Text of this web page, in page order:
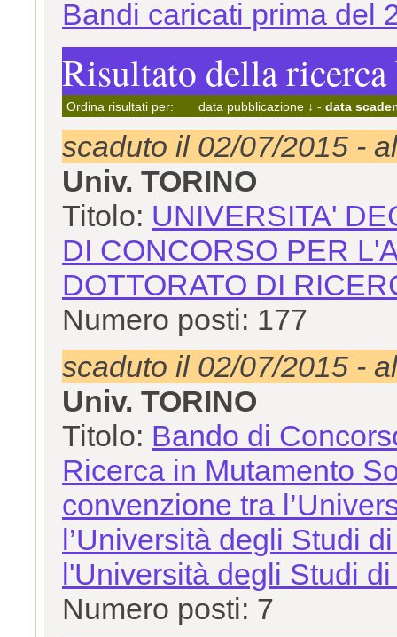
Bandi caricati prima del
Risultato della
Ordina risultati per: data pubblicazione ↓ - data
scaduto il 02/07/2015 -
Univ. TORINO
Titolo: UNIVERSITA'
DI CONCORSO PER
DOTTORATO DI
Numero posti: 177
scaduto il 02/07/2015 -
Univ. TORINO
Titolo: Bando di
Ricerca in Mutamento
convenzione tra
l’Università degli Studi
l'Università degli Studi di
Numero posti: 7